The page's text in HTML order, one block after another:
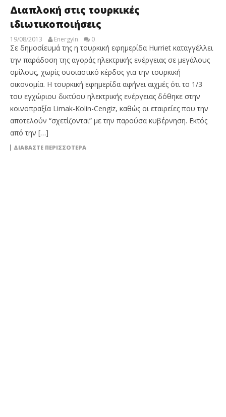
Διαπλοκή στις τουρκικές
ιδιωτικοποιήσεις
19/08/2013 EnergyIn 0
Σε δημοσίευμά της η τουρκική εφημερίδα Hurriet καταγγέλλει
την παράδοση της αγοράς ηλεκτρικής ενέργειας σε μεγάλους
ομίλους, χωρίς ουσιαστικό κέρδος για την τουρκική
οικονομία. Η τουρκική εφημερίδα αφήνει αιχμές ότι το 1/3
του εγχώριου δικτύου ηλεκτρικής ενέργειας δόθηκε στην
κοινοπραξία Limak-Kolin-Cengiz, καθώς οι εταιρείες που την
αποτελούν “σχετίζονται” με την παρούσα κυβέρνηση. Εκτός
από την […]
ΔΙΑΒΆΣΤΕ ΠΕΡΙΣΣΌΤΕΡΑ